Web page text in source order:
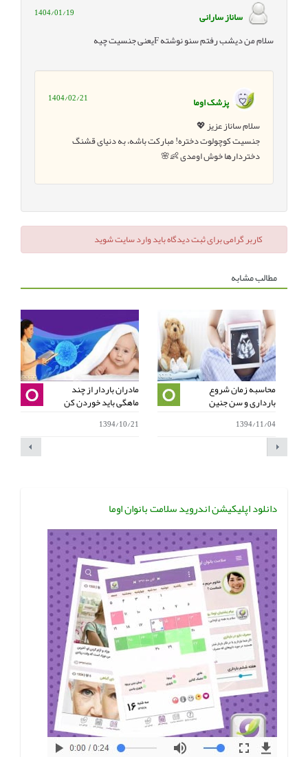
ساناز سارانی 1404/01/19
سلام من دیشب رفتم سنو نوشته Fیعنی جنسیت چیه
پزشک اوما 1404/02/21
سلام ساناز عزیز 💖
جنسیت کوچولوت دختره! مبارکت باشه، به دنیای قشنگ
دختردارها خوش اومدی 👶🌸
کاربر گرامی برای ثبت دیدگاه باید وارد سایت شوید
مطالب مشابه
مادران باردار از چند
ماهگی باید خوردن کن
1394/10/21
محاسبه زمان شروع
بارداری و سن جنین
1394/11/04
دانلود اپلیکیشن اندروید سلامت بانوان اوما